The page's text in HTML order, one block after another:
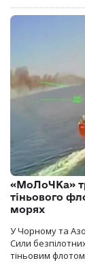
«МоЛоЧКа»
тіньового
морях
У Чорному та
Сили
тіньовим флотом